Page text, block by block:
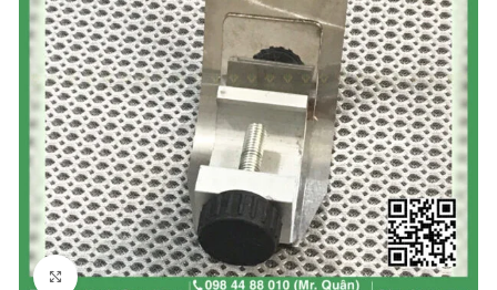
Click to enlarge